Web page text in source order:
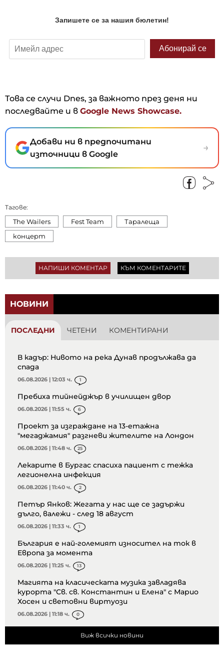
Това се случи Dnes, за важното през деня ни
последвайте и в Google News Showcase.
Добави ни в предпочитани
източници в Google
→
Тагове:
The Wailers Fest Team
Таралеща
концерт
НАПИШИ КОМЕНТАР КЪМ КОМЕНТАРИТЕ
НОВИНИ
ПОСЛЕДНИ ЧЕТЕНИ КОМЕНТИРАНИ
В кадър: Нивото на река Дунав продължава да
спада
06.08.2026 | 12:03 ч. 1
Пребиха тийнейджър в училищен двор
06.08.2026 | 11:55 ч. 6
Проект за изграждане на 13-етажна
"мегаджамия" разгневи жителите на Лондон
06.08.2026 | 11:48 ч. 25
Лекарите в Бургас спасиха пациент с тежка
легионелна инфекция
06.08.2026 | 11:40 ч. 2
Петър Янков: Жегата у нас ще се задържи
дълго, валежи - след 18 август
06.08.2026 | 11:33 ч. 1
България е най-големият износител на ток в
Европа за момента
06.08.2026 | 11:25 ч. 13
Магията на класическата музика завладява
курорта "Св. св. Константин и Елена" с Марио
Хосен и световни виртуози
06.08.2026 | 11:18 ч. 0
Виж всички новини